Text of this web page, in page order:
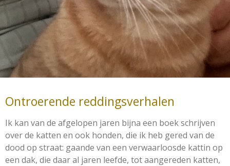
Ontroerende reddingsverhalen
Ik kan van de afgelopen jaren bijna een boek schrijven
over de katten en ook honden, die ik heb gered van de
dood op straat: gaande van een verwaarloosde kattin op
een dak, die daar al jaren leefde, tot aangereden katten,